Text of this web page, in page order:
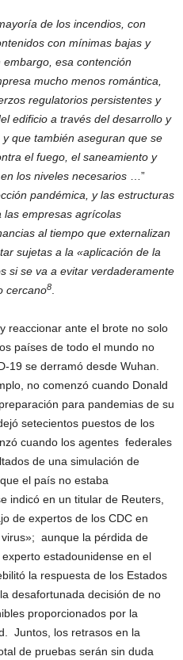
de los incendios, con
con mínimas bajas y
esa contención
mucho menos romántica,
regulatorios persistentes y
edificio a través del desarrollo y
que también aseguran que se
el fuego, el saneamiento y
los niveles necesarios
…”
pandémica, y las estructuras
las empresas agrícolas
al tiempo que externalizan
sujetas a la «aplicación de la
si se va a evitar verdaderamente
cercano8
reaccionar ante el brote no solo
países de todo el mundo no
19 se derramó desde Wuhan.
no comenzó cuando Donald
para pandemias de su
setecientos puestos de los
cuando los agentes federales
de una simulación de
el país no estaba
indicó en un titular de Reuters,
de expertos de los CDC en
aunque la pérdida de
estadounidense en el
la respuesta de los Estados
desafortunada decisión de no
proporcionados por la
Juntos, los retrasos en la
de pruebas serán sin duda